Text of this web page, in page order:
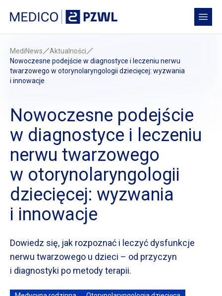
Medico PZWL Platforma Medyczna
MediNews
Aktualności
Nowoczesne podejście w diagnostyce i leczeniu nerwu
twarzowego w otorynolaryngologii dziecięcej: wyzwania
i innowacje
Nowoczesne podejście
w diagnostyce i leczeniu
nerwu twarzowego
w otorynolaryngologii
dziecięcej: wyzwania
i innowacje
Dowiedz się, jak rozpoznać i leczyć dysfunkcje
nerwu twarzowego u dzieci – od przyczyn
i diagnostyki po metody terapii.